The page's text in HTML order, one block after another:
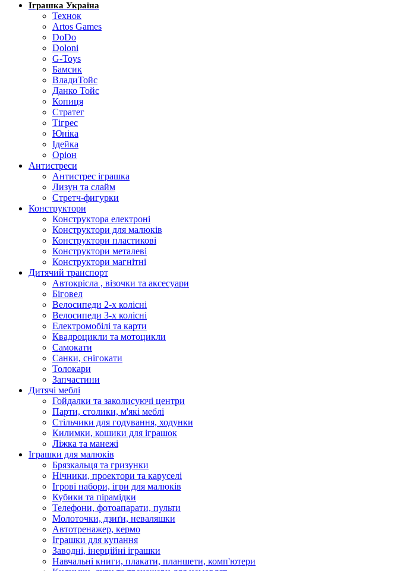
Іграшка Україна
Технок
Artos Games
DoDo
Doloni
G-Toys
Бамсик
ВладиТойс
Данко Тойс
Копиця
Стратег
Тігрес
Юніка
Ідейка
Оріон
Антистреси
Антистрес іграшка
Лизун та слайм
Стретч-фигурки
Конструктори
Конструктора електроні
Конструктори для малюків
Конструктори пластикові
Конструктори металеві
Конструктори магнітні
Дитячий транспорт
Автокрісла , візочки та аксесуари
Біговел
Велосипеди 2-х колісні
Велосипеди 3-х колісні
Електромобілі та карти
Квадроцикли та мотоцикли
Самокати
Санки, снігокати
Толокари
Запчастини
Дитячі меблі
Гойдалки та заколисуючі центри
Парти, столики, м'які меблі
Стільчики для годування, ходунки
Килимки, кошики для іграшок
Ліжка та манежі
Іграшки для малюків
Брязкальця та гризунки
Нічники, проектори та каруселі
Ігрові набори, ігри для малюків
Кубики та пірамідки
Телефони, фотоапарати, пульти
Молоточки, дзиґи, неваляшки
Автотренажер, кермо
Іграшки для купання
Заводні, інерційні іграшки
Навчальні книги, плакати, планшети, комп'ютери